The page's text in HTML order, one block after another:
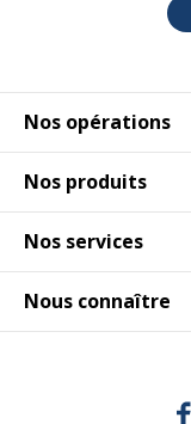
Nos opérations
Nos produits
Nos services
Nous connaître